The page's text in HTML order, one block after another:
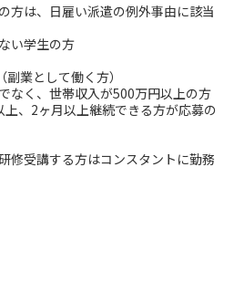
方は、日雇い派遣の例外事由に該当
い学生の方
業として働く方）
なく、世帯収入が500万円以上の方
、2ヶ月以上継続できる方が応募の
修受講する方はコンスタントに勤務